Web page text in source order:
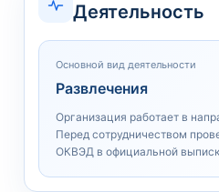
Деятельность
Основной вид деятельности
Развлечения
Организация работает в
Перед сотрудничеством
ОКВЭД в официальной